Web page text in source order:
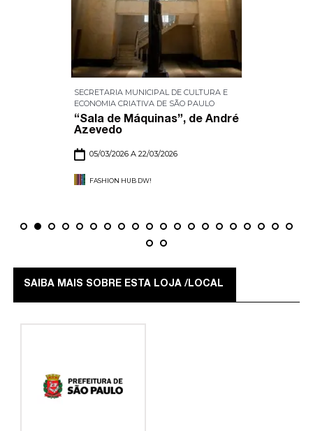
SECRETARIA MUNICIPAL DE CULTURA E
ECONOMIA CRIATIVA DE SÃO PAULO
“Sala de Máquinas”, de André
Azevedo
05/03/2026 A 22/03/2026
FASHION HUB DW!
SAIBA MAIS SOBRE ESTA LOJA /LOCAL